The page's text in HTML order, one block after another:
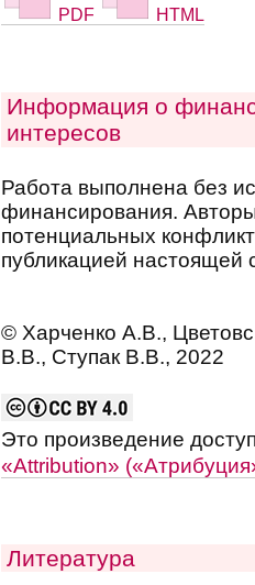
PDF HTML
Информация о
интересов
Работа выполнена без
финансирования.
потенциальных
публикацией настоящей
© Харченко А.В.,
В.В., Ступак В.В., 2022
Это произведение
«Attribution»
Литература